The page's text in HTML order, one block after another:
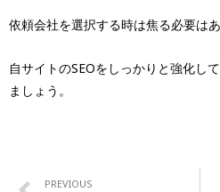
依頼会社を選択する時は焦る必要はあ
自サイトのSEOをしっかりと強化し
ましょう。
PREVIOUS